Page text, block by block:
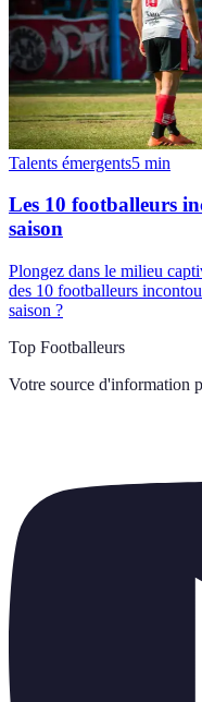
Talents émergents5 min
Les 10 footballeurs
saison
Plongez dans le milieu
des 10 footballeurs
saison ?
Top Footballeurs
Votre source d'information